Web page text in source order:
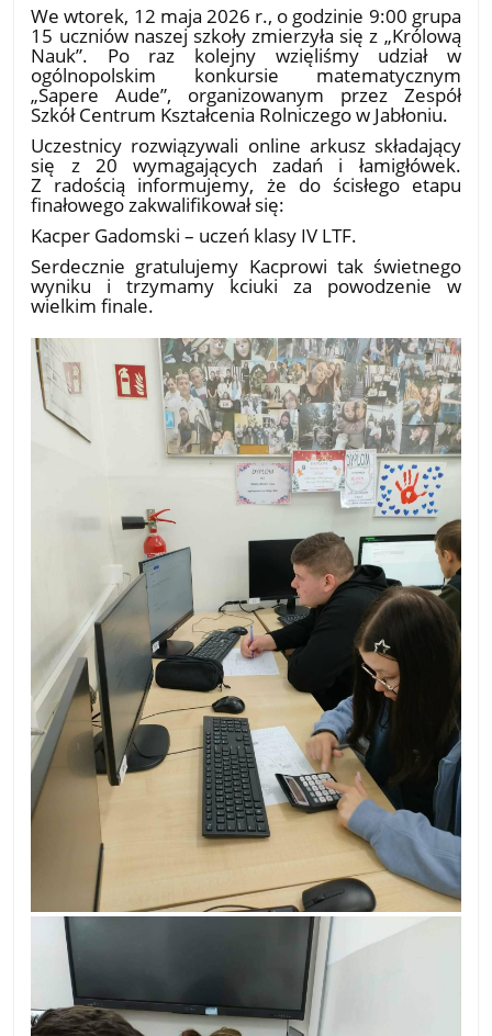
We wtorek, 12 maja 2026 r., o godzinie 9:00 grupa
15 uczniów naszej szkoły zmierzyła się z „Królową
Nauk”. Po raz kolejny wzięliśmy udział w
ogólnopolskim konkursie matematycznym
„Sapere Aude”, organizowanym przez Zespół
Szkół Centrum Kształcenia Rolniczego w Jabłoniu.
​Uczestnicy rozwiązywali online arkusz składający
się z 20 wymagających zadań i łamigłówek.
Z radością informujemy, że do ścisłego etapu
finałowego zakwalifikował się:
​Kacper Gadomski – uczeń klasy IV LTF.
​Serdecznie gratulujemy Kacprowi tak świetnego
wyniku i trzymamy kciuki za powodzenie w
wielkim finale.